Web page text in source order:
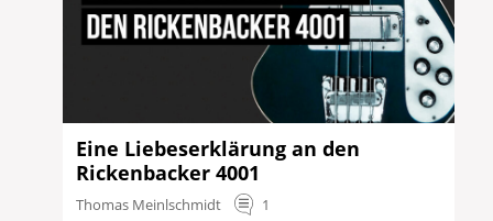
Eine Liebeserklärung an den
Rickenbacker 4001
Thomas Meinlschmidt 1